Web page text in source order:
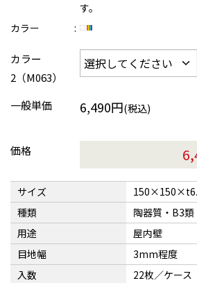
す。
カラー
カラー
2（M063）
一般単価
6,490円(税込)
価格
サイズ
種類
陶器質・B3
用途
屋内壁
目地幅
3mm程度
入数
22枚／ケース